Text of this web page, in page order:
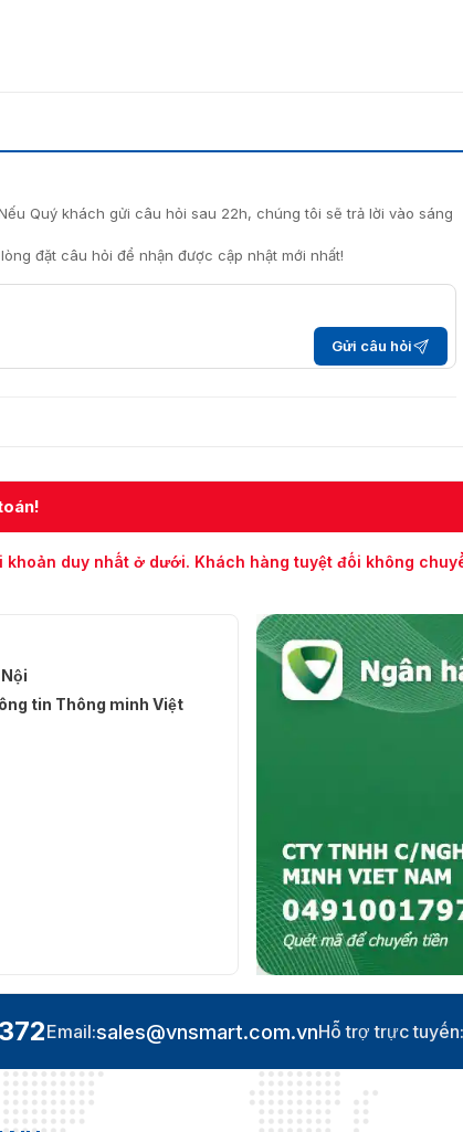
Quý khách gửi câu hỏi sau 22h, chúng tôi sẽ trả lời vào sáng
đặt câu hỏi để nhận được cập nhật mới nhất!
Gửi câu hỏi
duy nhất ở dưới. Khách hàng tuyệt đối không
tin Thông minh Việt
Email:sales@vnsmart.com.vnHỗ trợ trực tuyến: